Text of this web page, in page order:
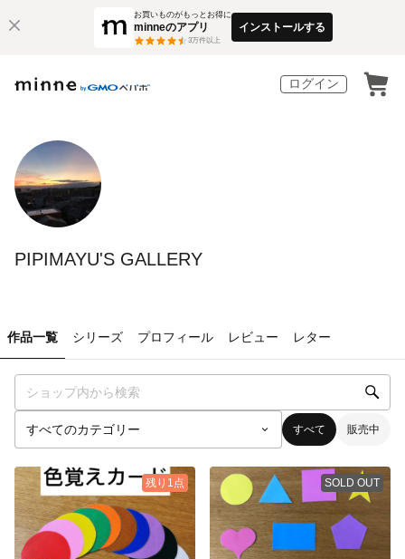
お買いものがもっとお得に
minneのアプリ
3万件以上
インストールする
ログイン
PIPIMAYU'S GALLERY
作品一覧 シリーズ プロフィール レビュー レター
すべて 販売中
残り1点 SOLD OUT